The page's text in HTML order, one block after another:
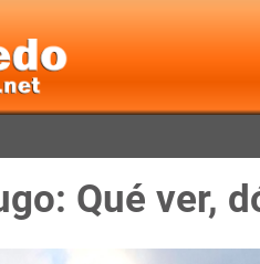
Qué ver,